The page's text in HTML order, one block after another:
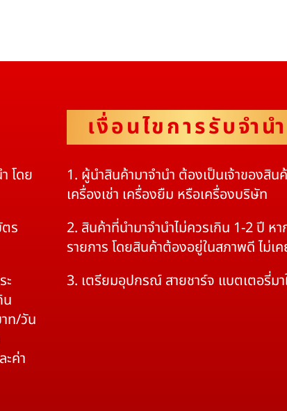
โดย
ร
ะ
น
ท/วัน
ค่า
เงื่อนไขการรับจำนำ
1. ผู้นำสินค้ามาจำนำ ต้องเป็นเจ้าของสินค้
เครื่องเช่า เครื่องยืม หรือเครื่องบริษัท
2. สินค้าที่นำมาจำนำไม่ควรเกิน 1-2 ปี ห
รายการ โดยสินค้าต้องอยู่ในสภาพดี ไม่เ
3. เตรียมอุปกรณ์ สายชาร์จ แบตเตอรี่ม